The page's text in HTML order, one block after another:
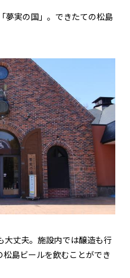
夢実の国」。できたての松島
大丈夫。施設内では醸造も行
松島ビールを飲むことができ